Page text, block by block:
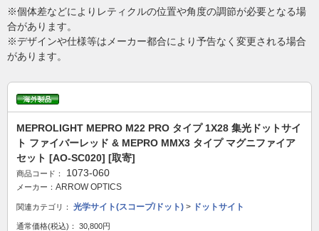
※個体差などによりレティクルの位置や角度の調節が必要となる場
合があります。
※デザインや仕様等はメーカー都合により予告なく変更される場合
があります。
MEPROLIGHT MEPRO M22 PRO タイプ 1X28 集光ドットサイ
ト ファイバーレッド & MEPRO MMX3 タイプ マグニファイア
セット [AO-SC020] [取寄]
商品コード： 1073-060
メーカー： ARROW OPTICS
関連カテゴリ： 光学サイト(スコープ/ドット) > ドットサイト
通常価格(税込)：
30,800円